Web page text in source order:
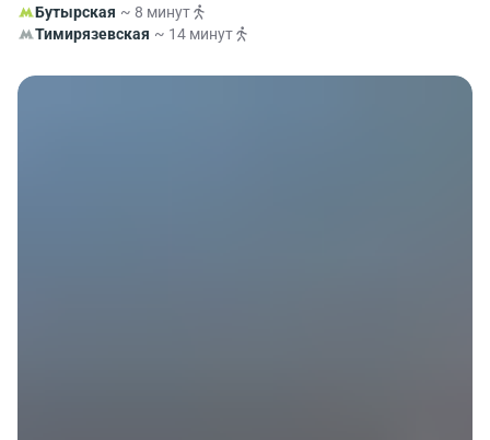
Бутырская ~ 8 минут
Тимирязевская ~ 14 минут